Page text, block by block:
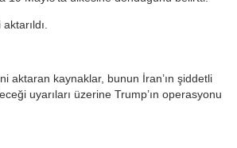
aktaran kaynaklar, bunun İran’ın şiddetli
uyarıları üzerine Trump’ın operasyonu